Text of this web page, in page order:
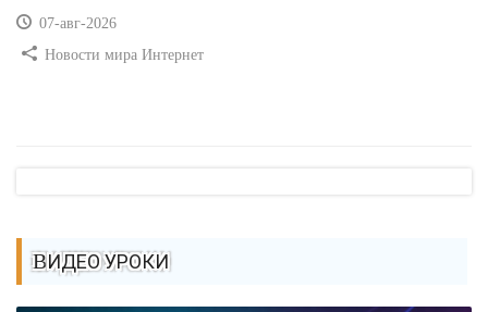
07-авг-2026
Новости мира Интернет
ВИДЕО УРОКИ